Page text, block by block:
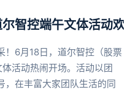
智控端午文体活动欢
！6月18日，道尔智控（股票
活动热闹开场。活动以团
，在丰富大家团队生活的同